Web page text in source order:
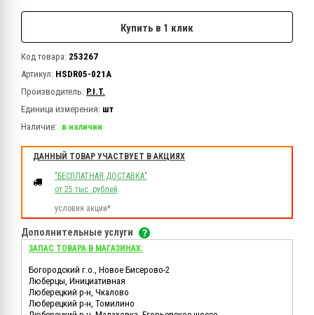
Купить в 1 клик
Код товара: 253267
Артикул: HSDR05-021A
Производитель: P.I.T.
Единица измерения: шт
Наличие: в наличии
ДАННЫЙ ТОВАР УЧАСТВУЕТ В АКЦИЯХ
"БЕСПЛАТНАЯ ДОСТАВКА"
от 25 тыс. рублей
условия акции*
Дополнительные услуги
ЗАПАС ТОВАРА В МАГАЗИНАХ:
Богородский г.о., Новое Бисерово-2
Люберцы, Инициативная
Люберецкий р-н, Чкалово
Люберецкий р-н, Томилино